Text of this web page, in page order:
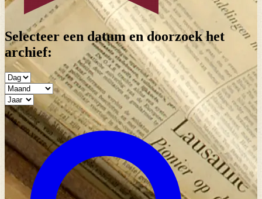
Selecteer een datum en doorzoek het
archief: